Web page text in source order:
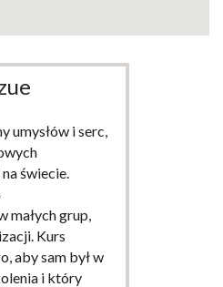
umysłów i serc,
świecie.
małych grup,
Kurs
aby sam był w
i który